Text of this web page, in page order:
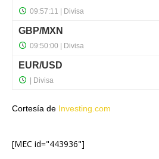
Cortesía de Investing.com
[MEC id="443936"]